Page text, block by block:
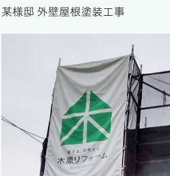
某様邸 外壁屋根塗装工事